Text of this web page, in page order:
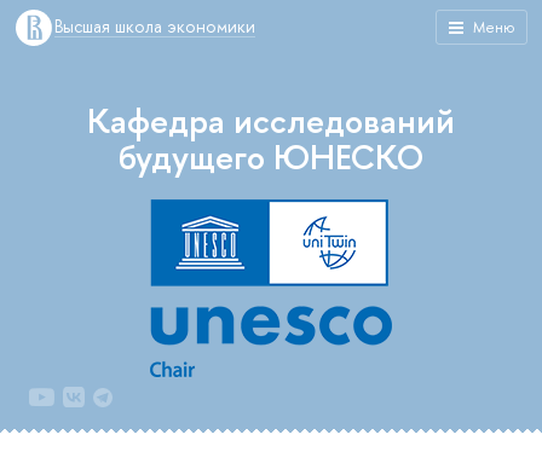
Меню
Высшая школа экономики
Кафедра исследований
будущего ЮНЕСКО